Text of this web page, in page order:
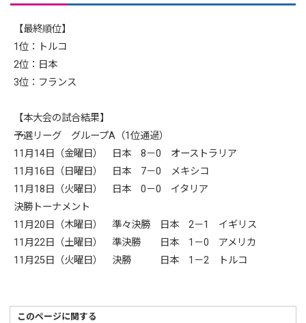
【最終順位】
1位：トルコ
2位：日本
3位：フランス
【本大会の試合結果】
予選リーグ グループA（1位通過）
11月14日（金曜日） 日本 8－0 オーストラリア
11月16日（日曜日） 日本 7－0 メキシコ
11月18日（火曜日） 日本 0－0 イタリア
決勝トーナメント
11月20日（木曜日） 準々決勝 日本 2－1 イギリス
11月22日（土曜日） 準決勝 日本 1－0 アメリカ
11月25日（火曜日） 決勝 日本 1－2 トルコ
このページに関する